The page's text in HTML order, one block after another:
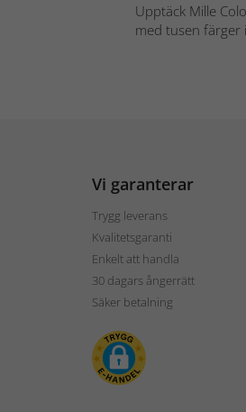
Upptäck Mille
med tusen färger
Vi garanterar
Trygg leverans
Kvalitetsgaranti
Enkelt att handla
30 dagars ångerrätt
Säker betalning